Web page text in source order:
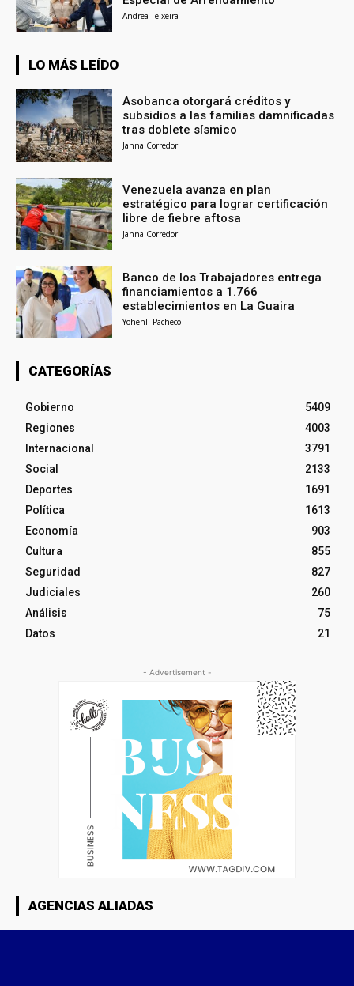
Andrea Teixeira
LO MÁS LEÍDO
Asobanca otorgará créditos y
subsidios a las familias damnificadas
tras doblete sísmico
Janna Corredor
Venezuela avanza en plan
estratégico para lograr certificación
libre de fiebre aftosa
Janna Corredor
Banco de los Trabajadores entrega
financiamientos a 1.766
establecimientos en La Guaira
Yohenli Pacheco
CATEGORÍAS
Gobierno
5409
Regiones
4003
Internacional
3791
Social
2133
Deportes
1691
Política
1613
Economía
903
Cultura
855
Seguridad
827
Judiciales
260
Análisis
75
Datos
21
- Advertisement -
AGENCIAS ALIADAS